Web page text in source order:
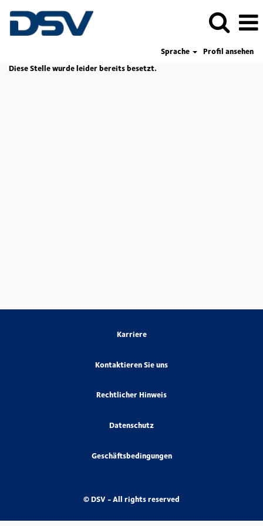
Sprache
Profil ansehen
Diese Stelle wurde leider bereits besetzt.
Karriere
Kontaktieren Sie uns
Rechtlicher Hinweis
Datenschutz
Geschäftsbedingungen
© DSV - All rights reserved